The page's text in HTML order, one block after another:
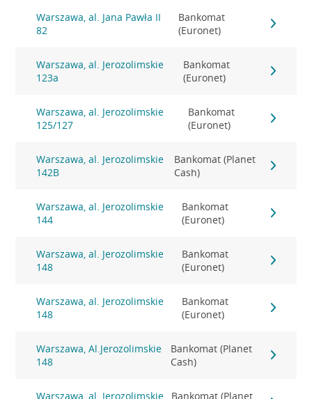
Warszawa, al. Jana Pawła II
82
Bankomat
(Euronet)
Warszawa, al. Jerozolimskie
123a
Bankomat
(Euronet)
Warszawa, al. Jerozolimskie
125/127
Bankomat
(Euronet)
Warszawa, al. Jerozolimskie
142B
Bankomat (Planet
Cash)
Warszawa, al. Jerozolimskie
144
Bankomat
(Euronet)
Warszawa, al. Jerozolimskie
148
Bankomat
(Euronet)
Warszawa, al. Jerozolimskie
148
Bankomat
(Euronet)
Warszawa, Al.Jerozolimskie
148
Bankomat (Planet
Cash)
Warszawa, al. Jerozolimskie Bankomat (Planet